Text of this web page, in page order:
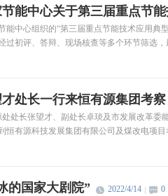
能中心关于第三届重点节
能中心组织的“第三届重点节能技术应用
初评、答辩、现场核查等多个环节筛选，
处长一行来恒有源集团考察
处长张望才、副处长卓琰及市发展改革
有源科技发展集团有限公司及煤改电项目
的国家大剧院” 2022/4/14 0